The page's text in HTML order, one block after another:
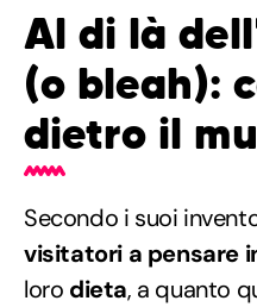
Al di là
(o bleah):
dietro il
Secondo i suoi
visitatori a pensare
loro dieta, a quanto